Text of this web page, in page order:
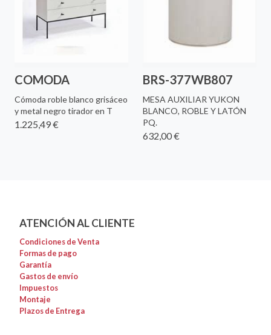
COMODA
Cómoda roble blanco grisáceo
y metal negro tirador en T
1.225,49 €
BRS-377WB807
MESA AUXILIAR YUKON
BLANCO, ROBLE Y LATÓN
PQ.
632,00 €
ATENCIÓN AL CLIENTE
Condiciones de Venta
Formas de pago
Garantía
Gastos de envío
Impuestos
Montaje
Plazos de Entrega